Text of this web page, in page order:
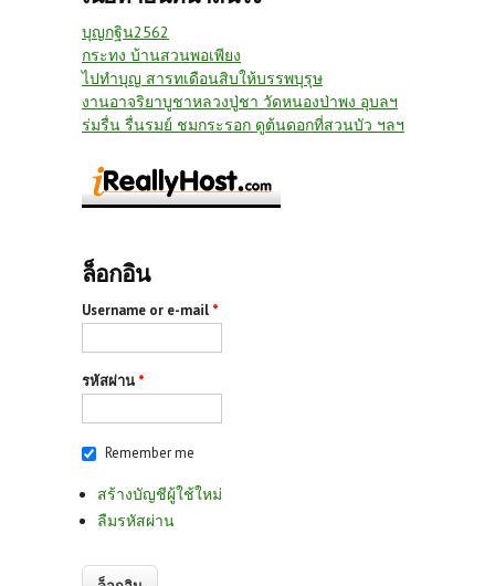
บุญกฐิน2562
กระทง บ้านสวนพอเพียง
ไปทำบุญ สารทเดือนสิบให้บรรพบุรุษ
งานอาจริยาบูชาหลวงปู่ชา วัดหนองป่าพง อุบลฯ
ร่มรื่น รื่นรมย์ ชมกระรอก ดูต้นดอกที่สวนบัว ฯลฯ
ล็อกอิน
Username or e-mail *
รหัสผ่าน *
Remember me
สร้างบัญชีผู้ใช้ใหม่
ลืมรหัสผ่าน